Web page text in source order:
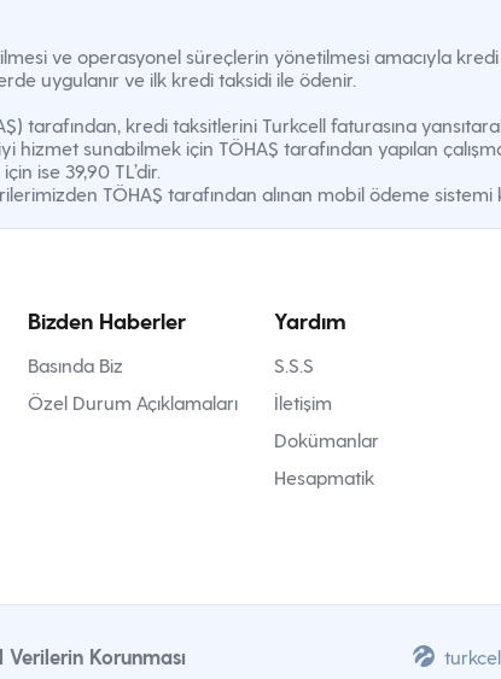
ve operasyonel süreçlerin yönetilmesi amacıyla kredi
uygulanır ve ilk kredi taksidi ile ödenir.
tarafından, kredi taksitlerini Turkcell faturasına
sunabilmek için TÖHAŞ tarafından yapılan
ise 39,90 TL’dir.
TÖHAŞ tarafından alınan mobil ödeme sistemi
Bizden Haberler
Basında Biz
Özel Durum Açıklamaları
Yardım
S.S.S
İletişim
Dokümanlar
Hesapmatik
Verilerin Korunması